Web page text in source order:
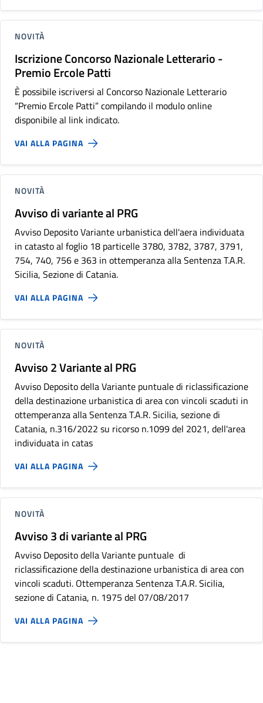
NOVITÀ
Iscrizione Concorso Nazionale Letterario -
Premio Ercole Patti
È possibile iscriversi al Concorso Nazionale Letterario
“Premio Ercole Patti” compilando il modulo online
disponibile al link indicato.
VAI ALLA PAGINA
NOVITÀ
Avviso di variante al PRG
Avviso Deposito Variante urbanistica dell'aera individuata
in catasto al foglio 18 particelle 3780, 3782, 3787, 3791,
754, 740, 756 e 363 in ottemperanza alla Sentenza T.A.R.
Sicilia, Sezione di Catania.
VAI ALLA PAGINA
NOVITÀ
Avviso 2 Variante al PRG
Avviso Deposito della Variante puntuale di riclassificazione
della destinazione urbanistica di area con vincoli scaduti in
ottemperanza alla Sentenza T.A.R. Sicilia, sezione di
Catania, n.316/2022 su ricorso n.1099 del 2021, dell'area
individuata in catas
VAI ALLA PAGINA
NOVITÀ
Avviso 3 di variante al PRG
Avviso Deposito della Variante puntuale di
riclassificazione della destinazione urbanistica di area con
vincoli scaduti. Ottemperanza Sentenza T.A.R. Sicilia,
sezione di Catania, n. 1975 del 07/08/2017
VAI ALLA PAGINA